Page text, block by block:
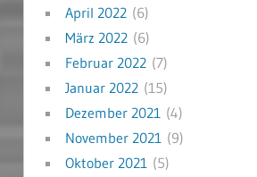
April 2022(6)
März 2022(6)
Februar 2022(7)
Januar 2022(15)
Dezember 2021 (4)
November 2021 (9)
Oktober 2021 (5)